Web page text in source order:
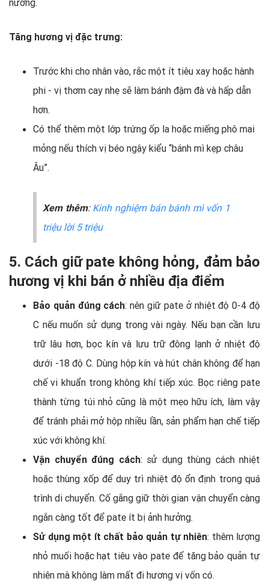
Tăng hương vị đặc trưng:
Trước khi cho nhân vào, rắc một ít tiêu xay hoặc hành
phi - vị thơm cay nhẹ sẽ làm bánh đậm đà và hấp dẫn
hơn.
Có thể thêm một lớp trứng ốp la hoặc miếng phô mai
mỏng nếu thích vị béo ngậy kiểu “bánh mì kẹp châu
Âu”.
Xem thêm: Kinh nghiệm bán bánh mì vốn 1
triệu lời 5 triệu
5. Cách giữ pate không hỏng, đảm bảo
hương vị khi bán ở nhiều địa điểm
Bảo quản đúng cách: nên giữ pate ở nhiệt độ 0-4 độ
C nếu muốn sử dụng trong vài ngày. Nếu bạn cần lưu
trữ lâu hơn, bọc kín và lưu trữ đông lạnh ở nhiệt độ
dưới -18 độ C. Dùng hộp kín và hút chân không để hạn
chế vi khuẩn trong không khí tiếp xúc. Bọc riêng pate
thành từng túi nhỏ cũng là một mẹo hữu ích, làm vậy
để tránh phải mở hộp nhiều lần, sản phẩm hạn chế tiếp
xúc với không khí.
Vận chuyển đúng cách: sử dụng thùng cách nhiệt
hoặc thùng xốp để duy trì nhiệt độ ổn định trong quá
trình di chuyển. Cố gắng giữ thời gian vận chuyển càng
ngắn càng tốt để pate ít bị ảnh hưởng.
Sử dụng một ít chất bảo quản tự nhiên: thêm lượng
nhỏ muối hoặc hạt tiêu vào pate để tăng bảo quản tự
nhiên mà không làm mất đi hương vị vốn có.